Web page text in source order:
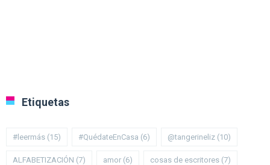
Etiquetas
#leermás (15) #QuédateEnCasa (6) @tangerineliz (10)
ALFABETIZACIÓN (7) amor (6) cosas de escritores (7)